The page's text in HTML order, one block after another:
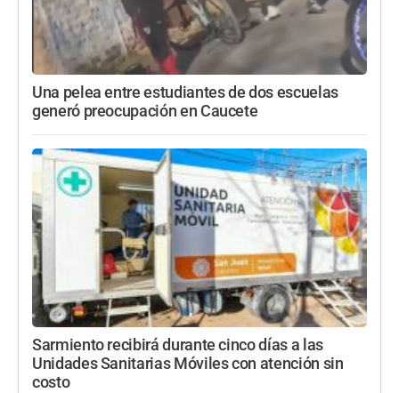
Una pelea entre estudiantes de dos escuelas
generó preocupación en Caucete
Sarmiento recibirá durante cinco días a las
Unidades Sanitarias Móviles con atención sin
costo